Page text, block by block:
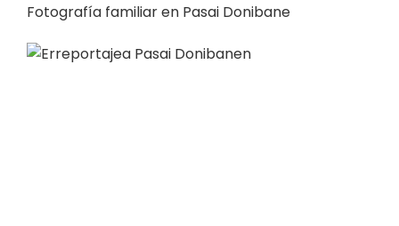
Fotografía familiar en Pasai Donibane